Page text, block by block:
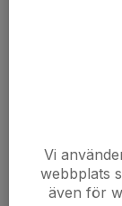
Vi
webbplats
även för